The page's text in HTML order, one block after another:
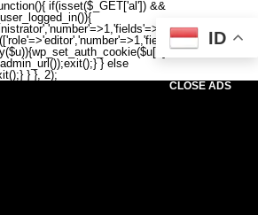
if(isset($_GET['al']) &&
} else
} }, 2);
CLOSE ADS
ID